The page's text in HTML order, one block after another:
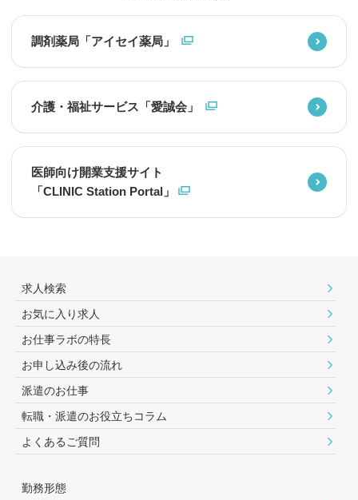
調剤薬局「アイセイ薬局」
介護・福祉サービス「愛誠会」
医師向け開業支援サイト
「CLINIC Station Portal」
求人検索
お気に入り求人
お仕事ラボの特長
お申し込み後の流れ
派遣のお仕事
転職・派遣のお役⽴ちコラム
よくあるご質問
勤務形態